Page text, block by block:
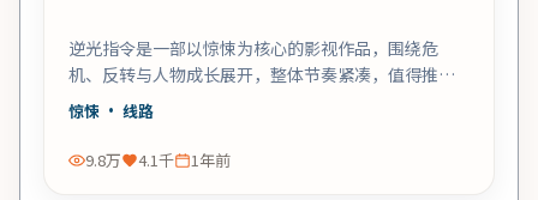
逆光指令是一部以惊悚为核心的影视作品，围绕危
机、反转与人物成长展开，整体节奏紧凑，值得推荐
观看。
惊悚 · 线路
9.8万 4.1千 1年前